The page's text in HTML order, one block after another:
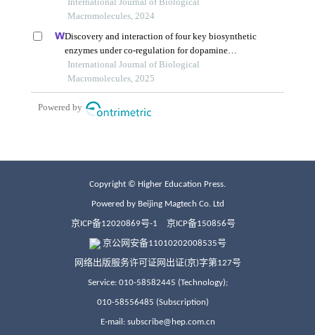
Copyright © Higher Education Press.
Powered by Beijing Magtech Co. Ltd
京ICP备12020869号-1 京ICP备150856号
京公网安备11010202008535号
网络出版服务许可证网出证(京)字第127号
Service: 010-58582445 (Technology);
010-58556485 (Subscription)
E-mail: subscribe@hep.com.cn